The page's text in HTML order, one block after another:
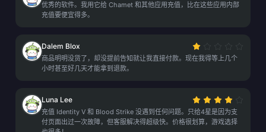
优秀的软件。我用它给 Chamet 和其他应用充值，比在这些应用内部
充值要便宜得多。
Dalem Blox
商品明明没货了，却没提前告知就让我直接付款。现在我得等上几个
小时甚至好几天才能拿到退款。
Luna Lee
充值 Identity V 和 Blood Strike 没遇到任何问题。只给4星是因为支
付页面出过一次故障，但客服解决得超级快。价格很划算，游戏选择